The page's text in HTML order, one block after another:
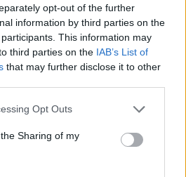
opt-out of the further
information by third parties on the
participants. This information may
third parties on the IAB’s List of
that may further disclose it to other
Opt Outs
Sharing of my
galdu ar
– skati
idejas
pa laikam var pārrunāt,
Piemēram, ka mums ir
skaisti vērot, ka šeit nav
ir daudzās citās pasaules
dzirdams: mēs, pieaugušie,
par to, kas mūsu valstī